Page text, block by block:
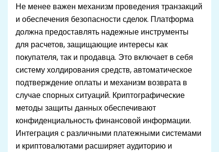
Не менее важен механизм проведения транзакций
и обеспечения безопасности сделок. Платформа
должна предоставлять надежные инструменты
для расчетов, защищающие интересы как
покупателя, так и продавца. Это включает в себя
систему холдирования средств, автоматическое
подтверждение оплаты и механизм возврата в
случае спорных ситуаций. Криптографические
методы защиты данных обеспечивают
конфиденциальность финансовой информации.
Интеграция с различными платежными системами
и криптовалютами расширяет аудиторию и